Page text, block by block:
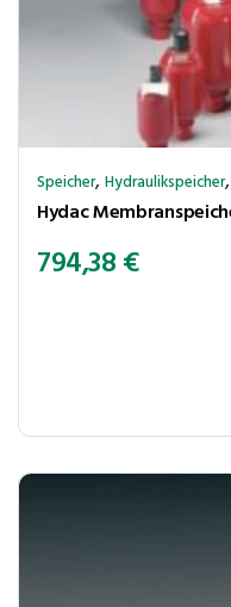
Speicher,Hydraulikspeicher,
794,38€